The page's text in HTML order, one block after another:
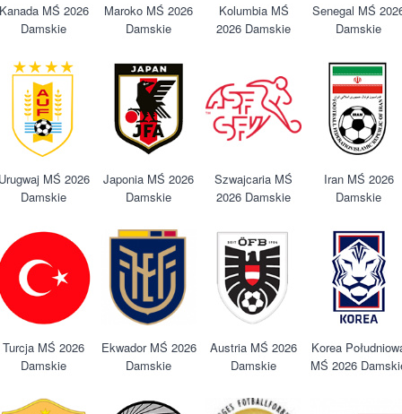
MŚ 2026
Damskie
Maroko MŚ 2026
Damskie
Kolumbia MŚ
2026 Damskie
Senegal MŚ
Damskie
MŚ 2026
Damskie
Japonia MŚ 2026
Damskie
Szwajcaria MŚ
2026 Damskie
Iran MŚ 2026
Damskie
Turcja MŚ 2026
Damskie
Ekwador MŚ 2026
Damskie
Austria MŚ 2026
Damskie
Korea
MŚ 2026